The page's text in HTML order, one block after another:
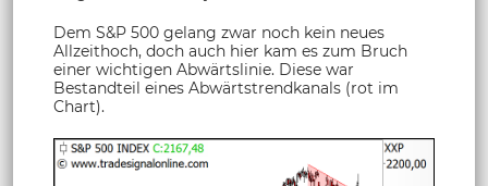
Dem S&P 500 gelang zwar noch kein neues
Allzeithoch, doch auch hier kam es zum Bruch
einer wichtigen Abwärtslinie. Diese war
Bestandteil eines Abwärtstrendkanals (rot im
Chart).